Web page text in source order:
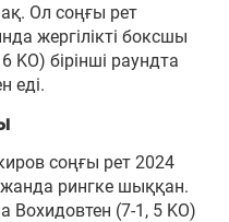
Ол соңғы рет
жергілікті боксшы
KO) бірінші раундта
еді.
соңғы рет 2024
рингке шыққан.
Вохидовтен (7-1, 5 KO)